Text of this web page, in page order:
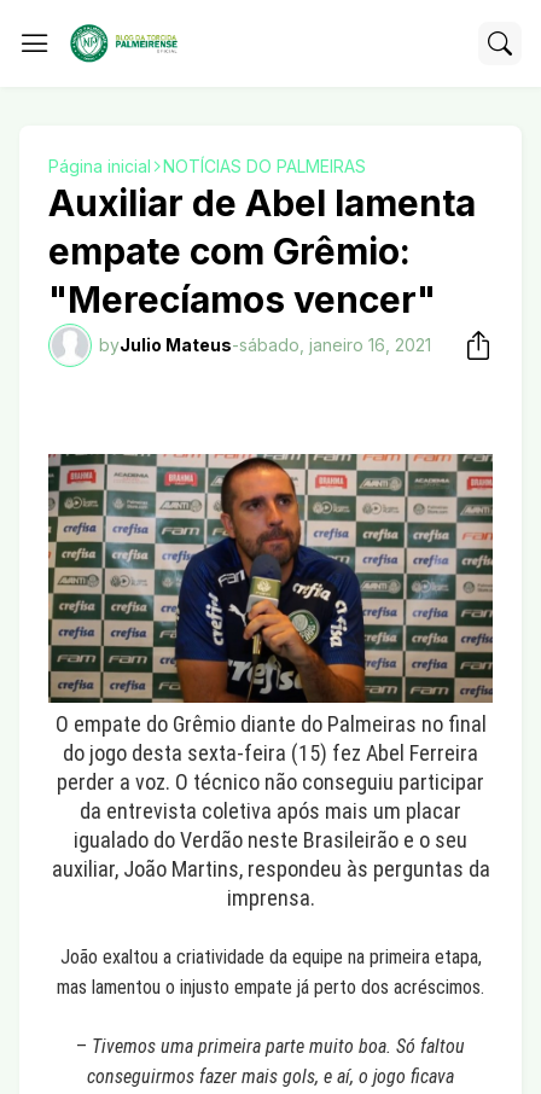
Página inicial NOTÍCIAS DO PALMEIRAS
Auxiliar de Abel lamenta
empate com Grêmio:
"Merecíamos vencer"
byJulio Mateus-sábado, janeiro 16, 2021
O empate do Grêmio diante do Palmeiras no final
do jogo desta sexta-feira (15) fez Abel Ferreira
perder a voz. O técnico não conseguiu participar
da entrevista coletiva após mais um placar
igualado do Verdão neste Brasileirão e o seu
auxiliar, João Martins, respondeu às perguntas da
imprensa.
João exaltou a criatividade da equipe na primeira etapa,
mas lamentou o injusto empate já perto dos acréscimos.
– Tivemos uma primeira parte muito boa. Só faltou
conseguirmos fazer mais gols, e aí, o jogo ficava